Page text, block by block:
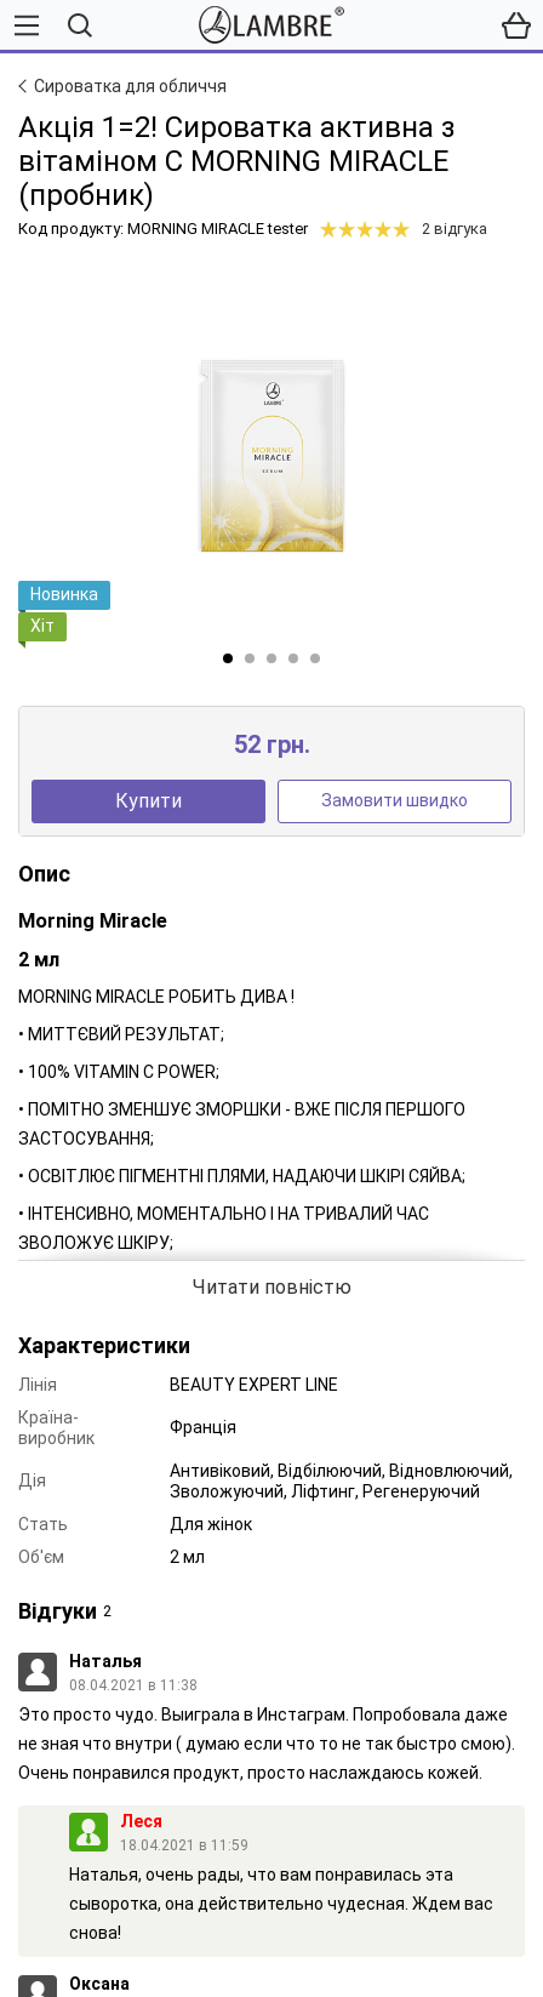
Сироватка для обличчя
Акція 1=2! Сироватка активна з
вітаміном C MORNING MIRACLE
(пробник)
Код продукту: MORNING MIRACLE tester 2 відгука
Новинка
Хіт
52 грн.
Купити Замовити швидко
Опис
Morning Miracle
2 мл
MORNING MIRACLE РОБИТЬ ДИВА !
• МИТТЄВИЙ РЕЗУЛЬТАТ;
• 100% VITAMIN C POWER;
• ПОМІТНО ЗМЕНШУЄ ЗМОРШКИ - ВЖЕ ПІСЛЯ ПЕРШОГО
ЗАСТОСУВАННЯ;
• ОСВІТЛЮЄ ПІГМЕНТНІ ПЛЯМИ, НАДАЮЧИ ШКІРІ СЯЙВА;
• ІНТЕНСИВНО, МОМЕНТАЛЬНО І НА ТРИВАЛИЙ ЧАС
ЗВОЛОЖУЄ ШКІРУ;
• КОМФОРТНЕ, ОКСАМИТОВЕ ВІДЧУТТЯ НА ШКІРІ.
У спекотні та сонячні дні шкіра страждає від зневоднення
лущення, виступають веснянки та пігментні плями. Щоб
зберегти красу, додайте до основного догляду додаткові
засоби. Наприклад, активну сироватку Morning Miracle з
вітаміном С і комплексом Aquaxyl (поєднання глюкози пшениці
та ксиліту з деревини берези).
Чому вітамін С - цінний інгредієнт антивікової косметики?
Вчені продовжують шукати інноваційні компоненти для
омолодження шкіри. Але є перевірені часом інгредієнти,
наприклад, вітамін С. Це потужний антиоксидант, знахідка
для обличчя та шиї з ознаками старіння:
• активізує вироблення колагену;
Читати повністю
Характеристики
Лінія
BEAUTY EXPERT LINE
Країна-
виробник
Франція
Дія
Антивіковий, Відбілюючий, Відновлюючий,
Зволожуючий, Ліфтинг, Регенеруючий
Стать
Для жінок
Об'єм
2 мл
Відгуки 2
Наталья
08.04.2021 в 11:38
Это просто чудо. Выиграла в Инстаграм. Попробовала даже
не зная что внутри ( думаю если что то не так быстро смою).
Очень понравился продукт, просто наслаждаюсь кожей.
Леся
18.04.2021 в 11:59
Наталья, очень рады, что вам понравилась эта
сыворотка, она действительно чудесная. Ждем вас
снова!
Оксана